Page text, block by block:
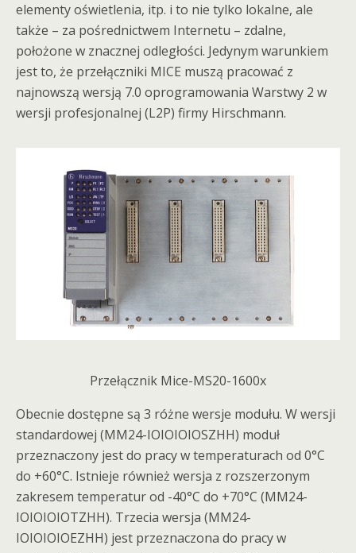
elementy oświetlenia, itp. i to nie tylko lokalne, ale
także – za pośrednictwem Internetu – zdalne,
położone w znacznej odległości. Jedynym warunkiem
jest to, że przełączniki MICE muszą pracować z
najnowszą wersją 7.0 oprogramowania Warstwy 2 w
wersji profesjonalnej (L2P) firmy Hirschmann.
Przełącznik Mice-MS20-1600x
Obecnie dostępne są 3 różne wersje modułu. W wersji
standardowej (MM24-IOIOIOIOSZHH) moduł
przeznaczony jest do pracy w temperaturach od 0°C
do +60°C. Istnieje również wersja z rozszerzonym
zakresem temperatur od -40°C do +70°C (MM24-
IOIOIOIOTZHH). Trzecia wersja (MM24-
IOIOIOIOEZHH) jest przeznaczona do pracy w